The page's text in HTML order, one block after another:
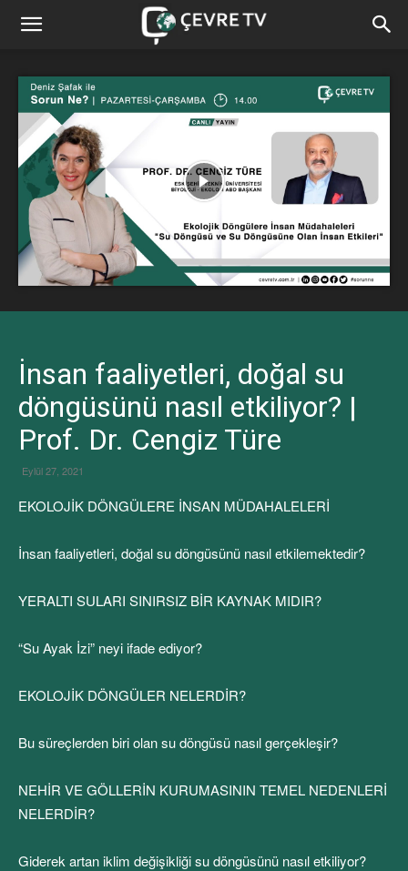
İnsan faaliyetleri, doğal su
döngüsünü nasıl etkiliyor? |
Prof. Dr. Cengiz Türe
Eylül 27, 2021
EKOLOJİK DÖNGÜLERE İNSAN MÜDAHALELERİ
İnsan faaliyetleri, doğal su döngüsünü nasıl etkilemektedir?
YERALTI SULARI SINIRSIZ BİR KAYNAK MIDIR?
“Su Ayak İzi” neyi ifade ediyor?
EKOLOJİK DÖNGÜLER NELERDİR?
Bu süreçlerden biri olan su döngüsü nasıl gerçekleşir?
NEHİR VE GÖLLERİN KURUMASININ TEMEL NEDENLERİ
NELERDİR?
Giderek artan iklim değişikliği su döngüsünü nasıl etkiliyor?